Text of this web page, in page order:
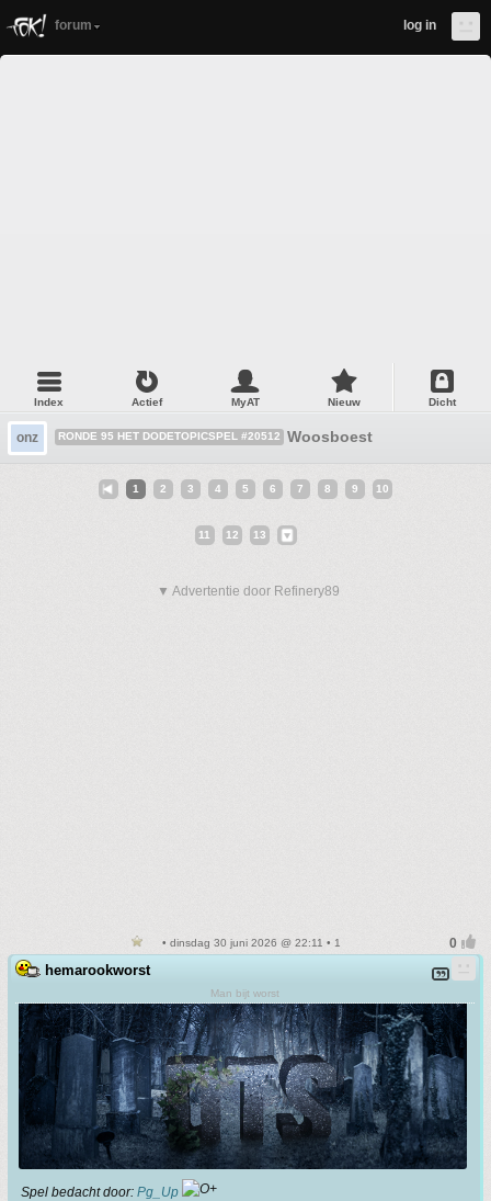
forum log in
Index Actief MyAT Nieuw Dicht
onz RONDE 95 HET DODETOPICSPEL #20512 Woosboest
1 2 3 4 5 6 7 8 9 10
11 12 13
▼ Advertentie door Refinery89
• dinsdag 30 juni 2026 @ 22:11 • 1
hemarookworst
Man bijt worst
Spel bedacht door: Pg_Up